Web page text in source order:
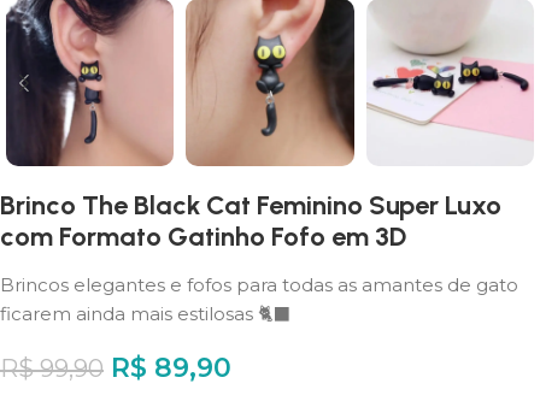
Brinco The Black Cat Feminino Super Luxo
com Formato Gatinho Fofo em 3D
Brincos elegantes e fofos para todas as amantes de gato
ficarem ainda mais estilosas 🐈‍⬛
R$99,90 R$ 89,90